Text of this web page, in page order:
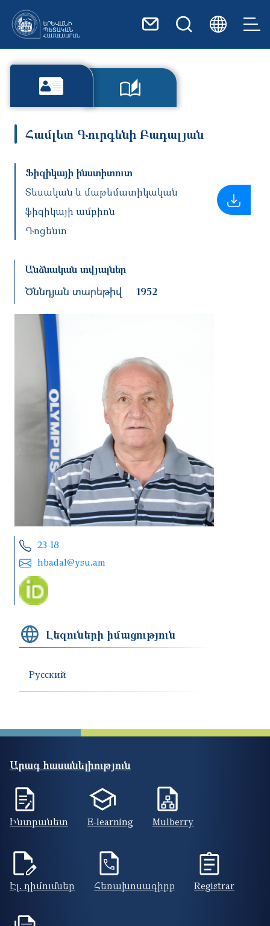
23-18
hbadal@ysu.am
Համլետ Գուրգենի Բադալյան
Ֆիզիկայի ինստիտուտ
Տեսական և մաթեմատիկական
ֆիզիկայի ամբիոն
Դոցենտ
Անձնական տվյալներ
Ծննդյան տարեթիվ 1952
Լեզուների իմացություն
Русский
Արագ հասանելիություն
Ինտրանետ E-learning Mulberry
Էլ. դիմումներ Հեռախոսագիրք Registrar